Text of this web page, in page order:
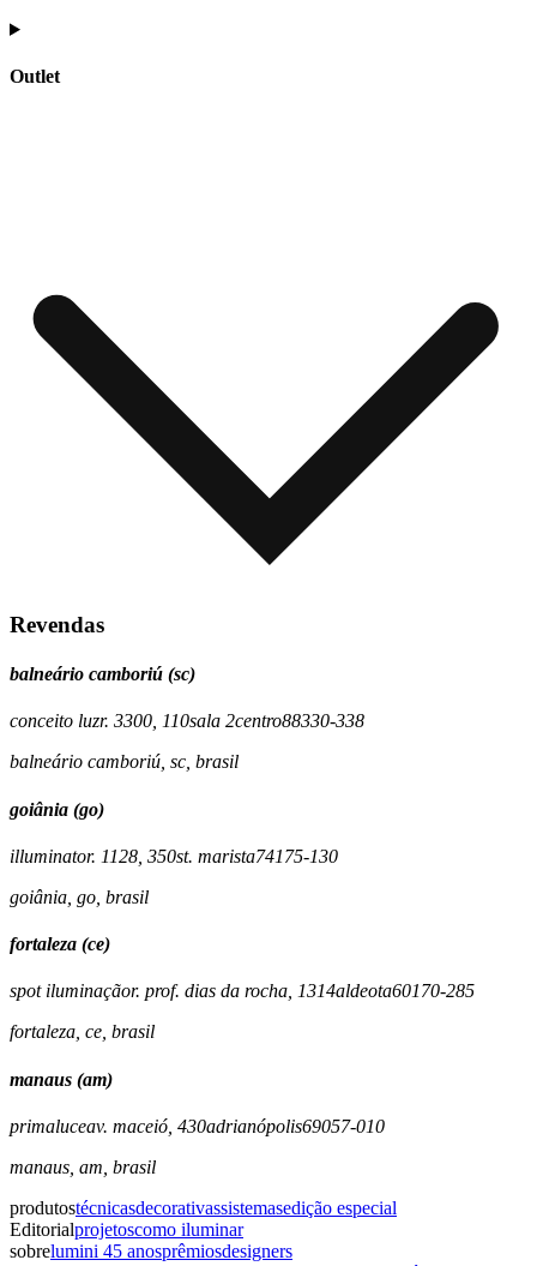
Outlet
Revendas
balneário camboriú (sc)
conceito luzr. 3300, 110sala 2centro88330-338
balneário camboriú, sc, brasil
goiânia (go)
illuminator. 1128, 350st. marista74175-130
goiânia go brasil
fortaleza (ce)
spot iluminaçãor. prof. dias da rocha, 1314aldeota60170-285
fortaleza, ce, brasil
manaus (am)
primaluceav. maceió, 430adrianópolis69057-010
manaus am brasil
produtostécnicasdecorativassistemasedição especial
Editorialprojetoscomo iluminar
sobrelumini 45 anosprêmiosdesigners